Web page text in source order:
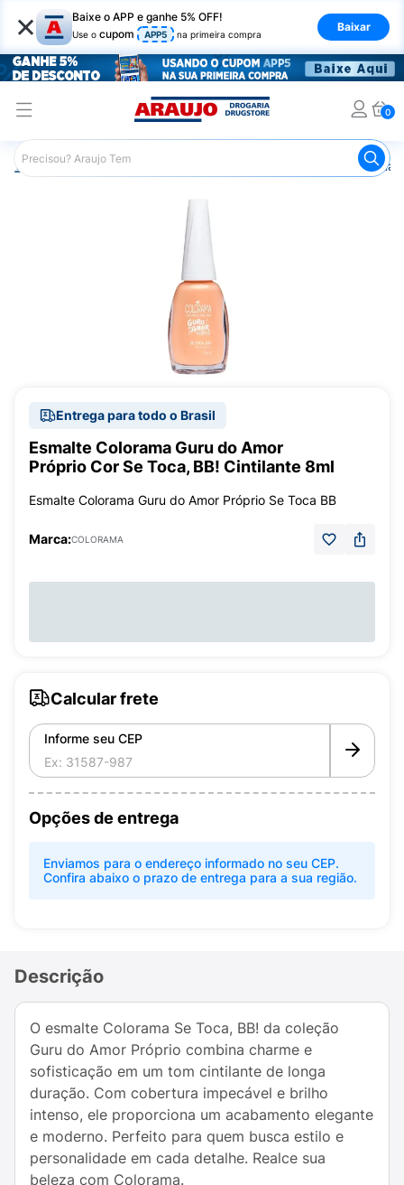
× Baixe o APP e ganhe 5% OFF!
Use o cupom APP5 na primeira compra
Baixar
0
Araujo Beleza e Cuidados
Entrega para todo o Brasil
Esmalte Colorama Guru do Amor
Próprio Cor Se Toca, BB! Cintilante 8ml
Esmalte Colorama Guru do Amor Próprio Se Toca BB
Marca:COLORAMA
Calcular frete
Informe seu CEP
Opções de entrega
Enviamos para o endereço informado no seu CEP.
Confira abaixo o prazo de entrega para a sua região.
Descrição
O esmalte Colorama Se Toca, BB! da coleção
Guru do Amor Próprio combina charme e
sofisticação em um tom cintilante de longa
duração. Com cobertura impecável e brilho
intenso, ele proporciona um acabamento elegante
e moderno. Perfeito para quem busca estilo e
personalidade em cada detalhe. Realce sua
beleza com Colorama.